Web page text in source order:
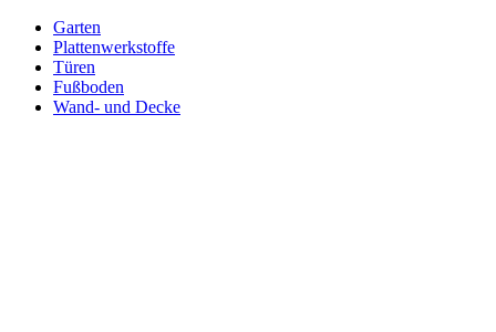
Garten
Plattenwerkstoffe
Türen
Fußboden
Wand- und Decke